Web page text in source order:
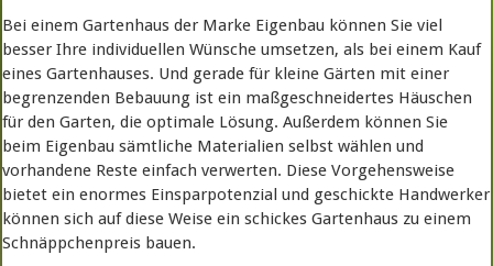
Bei einem Gartenhaus der Marke Eigenbau können Sie viel
besser Ihre individuellen Wünsche umsetzen, als bei einem Kauf
eines Gartenhauses. Und gerade für kleine Gärten mit einer
begrenzenden Bebauung ist ein maßgeschneidertes Häuschen
für den Garten, die optimale Lösung. Außerdem können Sie
beim Eigenbau sämtliche Materialien selbst wählen und
vorhandene Reste einfach verwerten. Diese Vorgehensweise
bietet ein enormes Einsparpotenzial und geschickte Handwerker
können sich auf diese Weise ein schickes Gartenhaus zu einem
Schnäppchenpreis bauen.